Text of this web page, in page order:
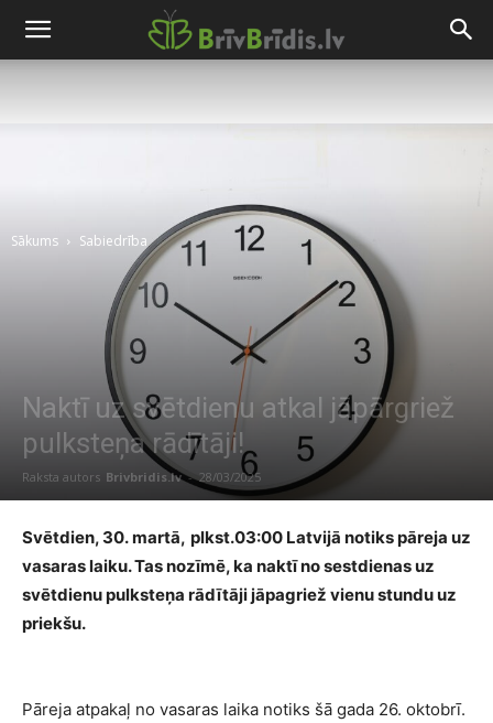
Sākums Sabiedrība
Naktī uz svētdienu atkal jāpārgriež
pulksteņa rādītāji!
Raksta autors Brivbridis.lv - 28/03/2025
Svētdien, 30. martā, plkst.03:00 Latvijā notiks pāreja uz
vasaras laiku. Tas nozīmē, ka naktī no sestdienas uz
svētdienu pulksteņa rādītāji jāpagriež vienu stundu uz
priekšu.
Pāreja atpakaļ no vasaras laika notiks šā gada 26. oktobrī.